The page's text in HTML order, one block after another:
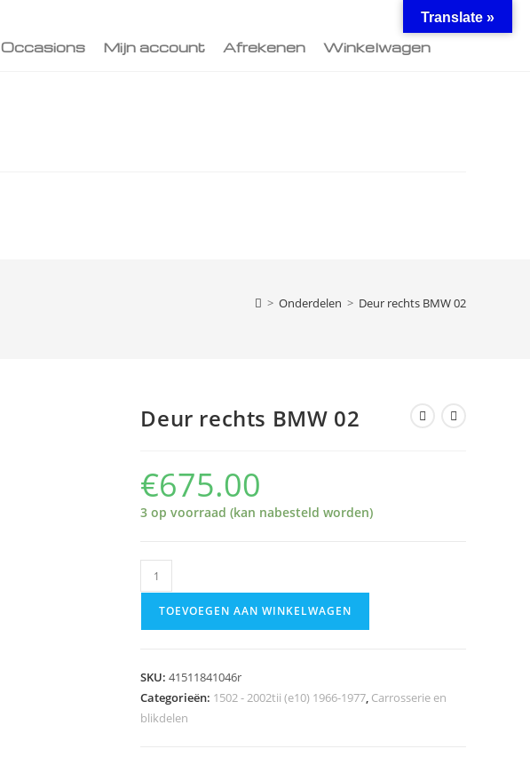
Occasions Mijn account Afrekenen Winkelwagen
> Onderdelen > Deur rechts BMW 02
Deur rechts BMW 02
€675.00
3 op voorraad (kan nabesteld worden)
TOEVOEGEN AAN WINKELWAGEN
SKU:41511841046r
Categorieën: 1502 - 2002tii (e10) 1966-1977, Carrosserie en
blikdelen
Translate »